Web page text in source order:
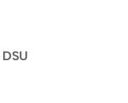
DSU